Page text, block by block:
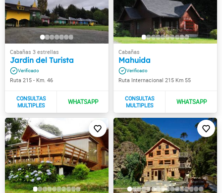
Jardín del Turista
Ruta 215 - Km. 46
Mahuida
Ruta Internacional 215 Km 55